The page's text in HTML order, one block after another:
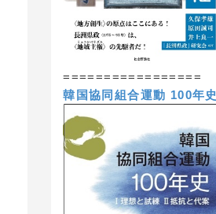
=================
韓国協同組合運動 100年史